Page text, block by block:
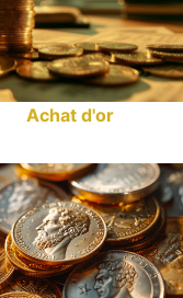
Achat d'or